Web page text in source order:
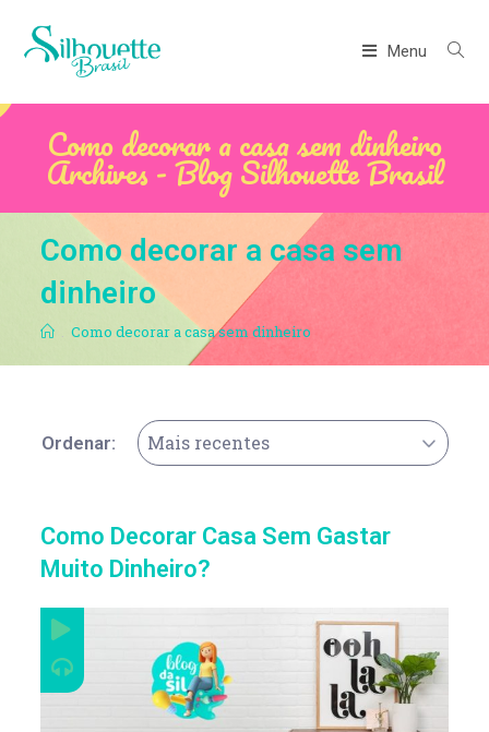
Menu
Como decorar a casa sem dinheiro
Archives - Blog Silhouette Brasil
Como decorar a casa sem
dinheiro
. Como decorar a casa sem dinheiro
Ordenar: Mais recentes
Como Decorar Casa Sem Gastar
Muito Dinheiro?